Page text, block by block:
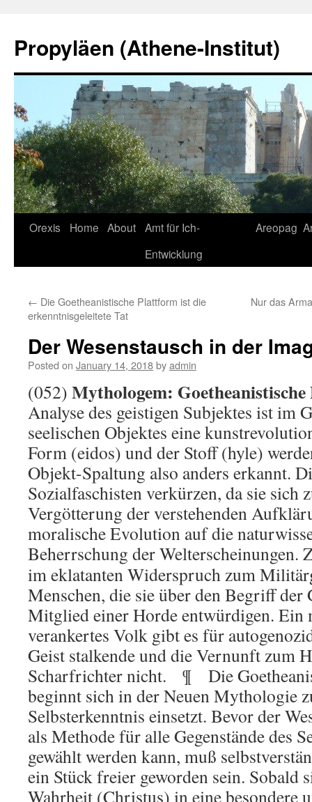
content
Propyläen (Athene-Institut)
Orexis Home About Amt für Ich-
Entwicklung
Areopag
← Die Goetheanistische Plattform ist die
erkenntnisgeleitete Tat
Nur das
Der Wesenstausch in der
Posted on January 14, 2018byadmin
(052) Mythologem:
Analyse des geistigen Subjektes ist im
seelischen Objektes eine
Form (eidos) und der Stoff (hyle)
Objekt-Spaltung also anders erkannt.
Sozialfaschisten verkürzen, da sie sich
Vergötterung der verstehenden
moralische Evolution auf die
Beherrschung der Welterscheinungen.
im eklatanten Widerspruch zum
Menschen, die sie über den Begriff der
Mitglied einer Horde entwürdigen. Ein
verankertes Volk gibt es für
Geist stalkende und die Vernunft zum
Scharfrichter nicht. ¶ Die
beginnt sich in der Neuen Mythologie
Selbsterkenntnis einsetzt. Bevor der
als Methode für alle Gegenstände des
gewählt werden kann, muß
ein Stück freier geworden sein. Sobald
Wahrheit (Christus) in eine besondere